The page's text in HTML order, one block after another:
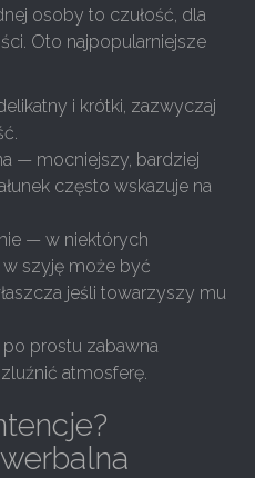
osoby to czułość, dla
Oto najpopularniejsze
i krótki, zazwyczaj
— mocniejszy, bardziej
często wskazuje na
— w niektórych
w szyję może być
jeśli towarzyszy mu
prostu zabawna
atmosferę.